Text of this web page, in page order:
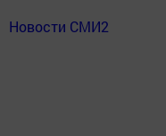
Новости СМИ2